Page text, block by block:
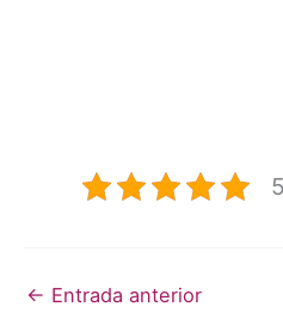
← Entrada anterior